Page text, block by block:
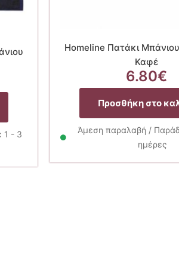
1 - 3
Homeline Πατάκι
Καφέ
6.80€
Προσθήκη στο
Άμεση παραλαβή /
ημέρες